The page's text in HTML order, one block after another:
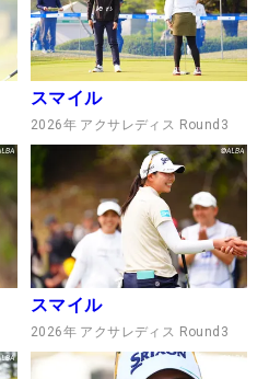
スマイル
2026年 アクサレディス Round3
スマイル
2026年 アクサレディス Round3